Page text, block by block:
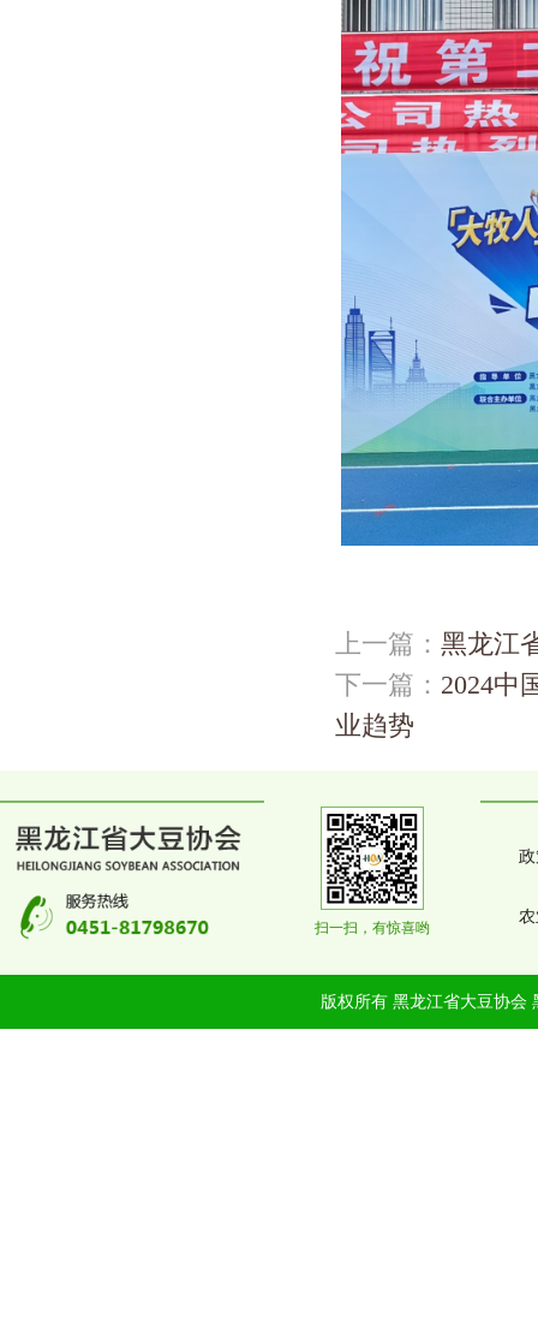
上一篇： 黑龙江
下一篇： 2024中
业趋势
扫一扫，有惊喜哟
版权所有 黑龙江省大豆协会